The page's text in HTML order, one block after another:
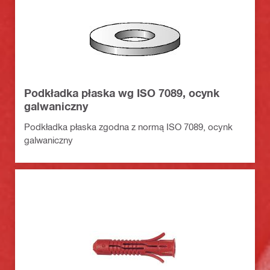
Podkładka płaska wg ISO 7089, ocynk
galwaniczny
Podkładka płaska zgodna z normą ISO 7089, ocynk
galwaniczny